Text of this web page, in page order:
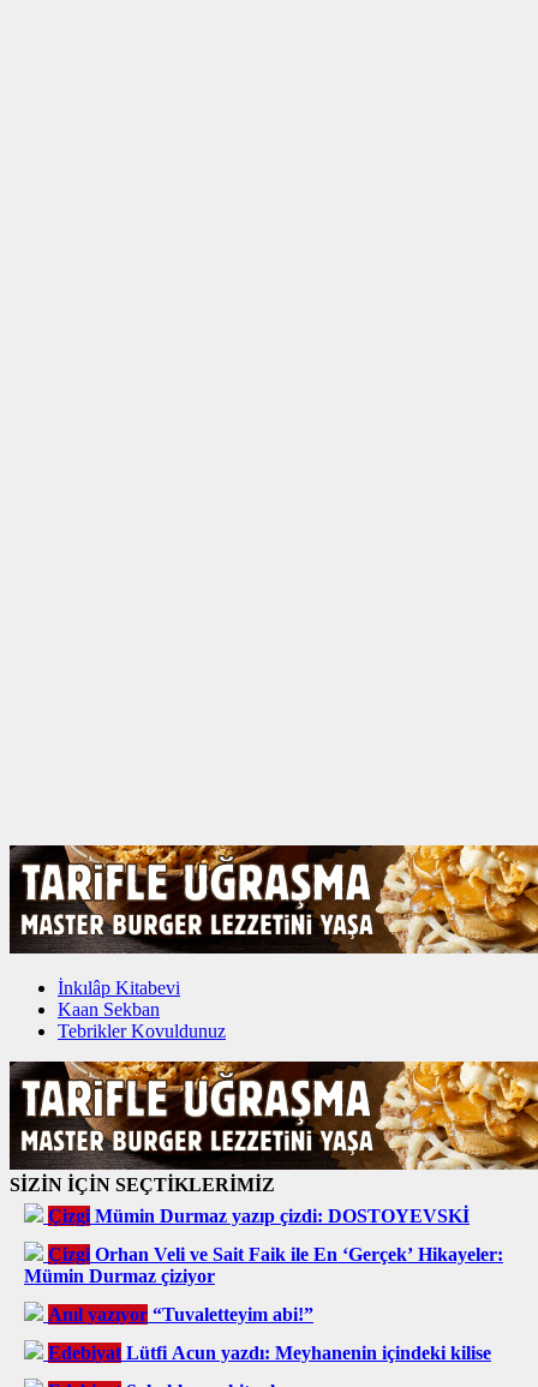
İnkılâp Kitabevi
Kaan Sekban
Tebrikler Kovuldunuz
SİZİN İÇİN SEÇTİKLERİMİZ
Çizgi Mümin Durmaz yazıp çizdi: DOSTOYEVSKİ
Çizgi Orhan Veli ve Sait Faik ile En ‘Gerçek’ Hikayeler:
Mümin Durmaz çiziyor
Anıl yazıyor “Tuvaletteyim abi!”
Edebiyat Lütfi Acun yazdı: Meyhanenin içindeki kilise